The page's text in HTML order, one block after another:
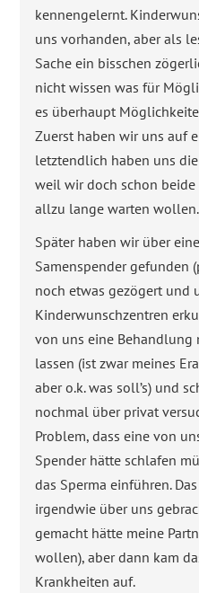
kennengelernt.
uns vorhanden, aber als
Sache ein bisschen
nicht wissen was für
es überhaupt
Zuerst haben wir uns auf
letztendlich haben uns
weil wir doch schon
allzu lange warten wollen.
Später haben wir über
Samenspender gefunden
noch etwas gezögert und
Kinderwunschzentren
von uns eine Behandlung
lassen (ist zwar meines
aber o.k. was soll’s) und
nochmal über privat
Problem, dass eine von
Spender hätte schlafen
das Sperma einführen.
irgendwie über uns
gemacht hätte meine
wollen), aber dann kam
Krankheiten auf.